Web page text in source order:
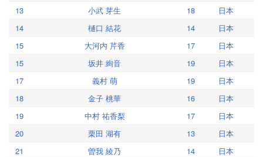
13
小武 芽生 18
日本
14
樋口 結花 14
日本
15
大河内 芹香 17
日本
15
坂井 絢音 19
日本
17
義村 萌 19
日本
18
金子 桃華 16
日本
19
中村 祐香梨 17
日本
20
栗田 湖有 13
日本
21
曽我 綾乃 14
日本